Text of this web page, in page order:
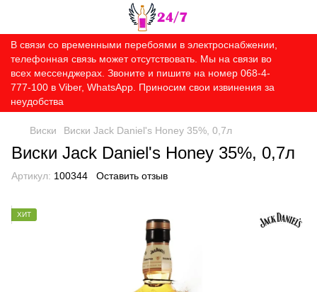
В связи со временными перебоями в электроснабжении,
телефонная связь может отсутствовать. Мы на связи во
всех мессенджерах. Звоните и пишите на номер 068-4-
777-100 в Viber, WhatsApp. Приносим свои извинения за
неудобства
Виски Виски Jack Daniel's Honey 35%, 0,7л
Виски Jack Daniel's Honey 35%, 0,7л
Артикул: 100344 Оставить отзыв
ХИТ